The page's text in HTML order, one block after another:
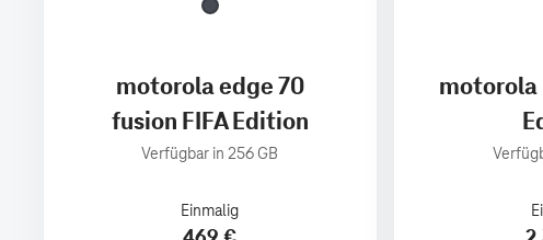
motorola edge 70
fusion FIFA Edition
Verfügbar in 256 GB
Einmalig
motorola